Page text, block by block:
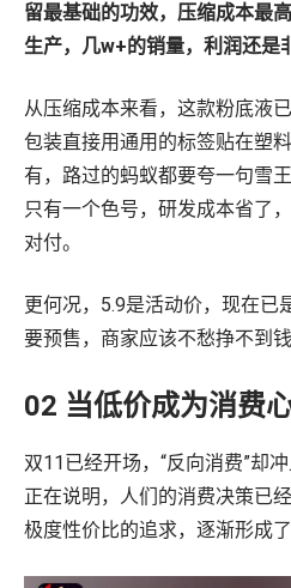
留最基础的功效，压缩成本最
生产，几w+的销量，利润还是
从压缩成本来看，这款粉底液
包装直接用通用的标签贴在塑
有，路过的蚂蚁都要夸一句雪
只有一个色号，研发成本省了
对付。
更何况，5.9是活动价，现在已
要预售，商家应该不愁挣不到钱
02 当低价成为消费
双11已经开场，“反向消费”却
正在说明，人们的消费决策已
极度性价比的追求，逐渐形成